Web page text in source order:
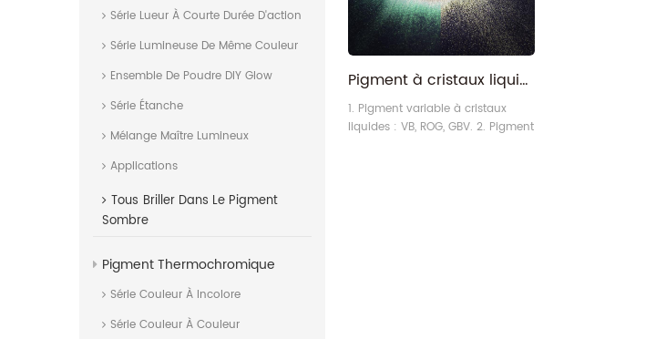
Série Lueur À Courte Durée D'action
Série Lumineuse De Même Couleur
Ensemble De Poudre DIY Glow
Série Étanche
Mélange Maître Lumineux
Applications
Tous Briller Dans Le Pigment
Sombre
Pigment Thermochromique
Série Couleur À Incolore
Série Couleur À Couleur
Pigment à cristaux liquides de qualité de sécurité anti-faux Chameleon Color Trave
1. Pigment variable à cristaux
liquides : VB, ROG, GBV. 2. Pigment